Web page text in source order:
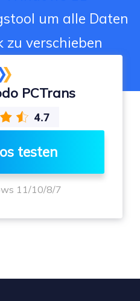
um alle Daten
zu verschieben
PCTrans
testen
11/10/8/7